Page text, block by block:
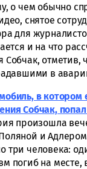
о чем обычно
снятое
для
и на что
Собчак, отметив,
в
в котором
Собчак,
произошла
и
три человека:
погиб на месте,